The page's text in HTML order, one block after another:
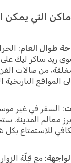
التي
طوال العام:
ريد ساكر ليك على
من صالات
المواقع التاريخية
: السفر في غير
معالم المدينة.
للاستمتاع
: مع قِلّة